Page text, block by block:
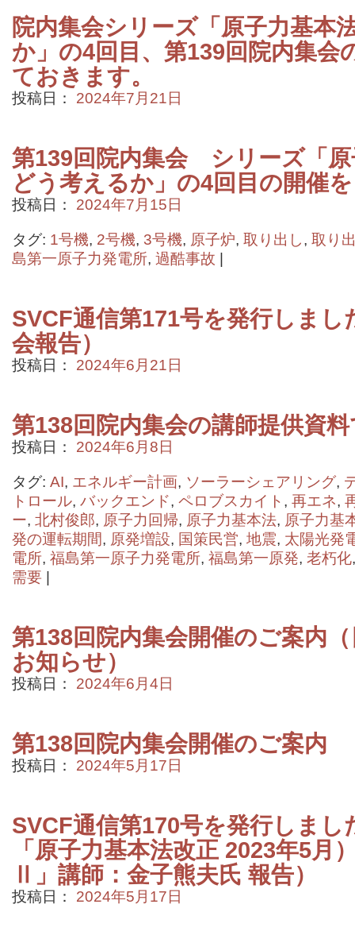
院内集会シリーズ「原子力基本
か」の4回目、第139回院内集会
ておきます。
投稿日： 2024年7月21日
第139回院内集会 シリーズ「原
どう考えるか」の4回目の開催
投稿日： 2024年7月15日
タグ: 1号機, 2号機, 3号機, 原子炉, 取り出し, 取り
島第一原子力発電所, 過酷事故
SVCF通信第171号を発行しまし
会報告）
投稿日： 2024年6月21日
第138回院内集会の講師提供資
投稿日： 2024年6月8日
タグ: AI, エネルギー計画, ソーラーシェアリング,
トロール, バックエンド, ペロブスカイト , 再エネ,
ー, 北村俊郎, 原子力回帰, 原子力基本法, 原子力基
発の運転期間, 原発増設, 国策民営, 地震, 太陽光発
電所, 福島第一原子力発電所, 福島第一原発, 老朽化
需要
第138回院内集会開催のご案内
お知らせ）
投稿日： 2024年6月4日
第138回院内集会開催のご案内
投稿日： 2024年5月17日
SVCF通信第170号を発行しまし
「原子力基本法改正 2023年5
Ⅱ」講師：金子熊夫氏 報告）
投稿日： 2024年5月17日